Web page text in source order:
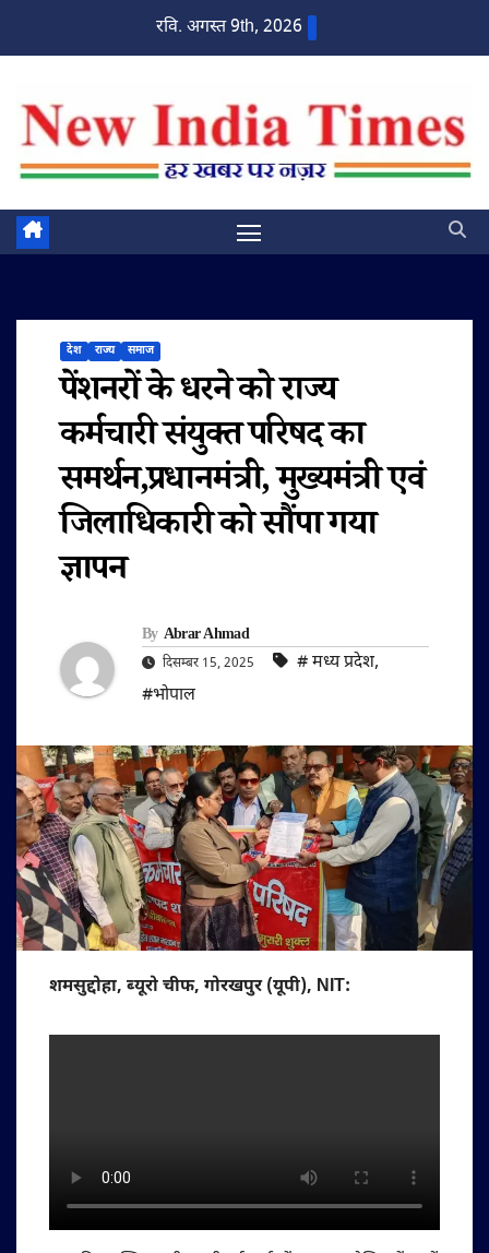
रवि. अगस्त 9th, 2026
देश राज्य समाज
पेंशनरों के धरने को राज्य
कर्मचारी संयुक्त परिषद का
समर्थन,प्रधानमंत्री, मुख्यमंत्री एवं
जिलाधिकारी को सौंपा गया
ज्ञापन
By Abrar Ahmad
दिसम्बर 15, 2025 #‌ मध्य प्रदेश,
#भोपाल
शमसुद्दोहा, ब्यूरो चीफ, गोरखपुर (यूपी), NIT: